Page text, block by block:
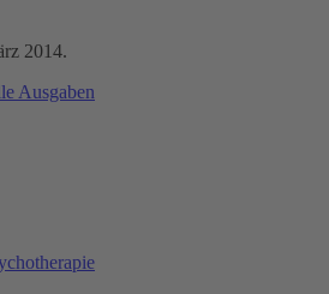
2014.